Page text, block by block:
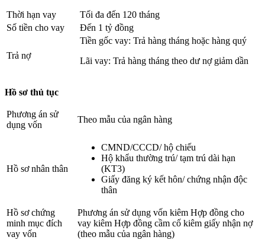
Thời hạn vay
Tối đa đến 120 tháng
Số tiền cho vay
Đến 1 tỷ đồng
Trả nợ
Tiền gốc vay: Trả hàng tháng hoặc hàng quý
Lãi vay: Trả hàng tháng theo dư nợ giảm dần
Hồ sơ thủ tục
Phương án sử
dụng vốn
Theo mẫu của ngân hàng
Hồ sơ nhân thân
CMND/CCCD/ hộ chiếu
Hộ khẩu thường trú/ tạm trú dài hạn
(KT3)
Giấy đăng ký kết hôn/ chứng nhận độc
thân
Hồ sơ chứng
minh mục đích
vay vốn
Phương án sử dụng vốn kiêm Hợp đồng cho
vay kiêm Hợp đồng cầm cố kiêm giấy nhận nợ
(theo mẫu của ngân hàng)